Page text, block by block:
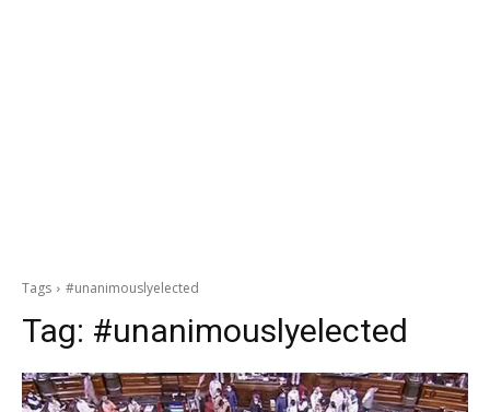
Tags #unanimouslyelected
Tag: #unanimouslyelected